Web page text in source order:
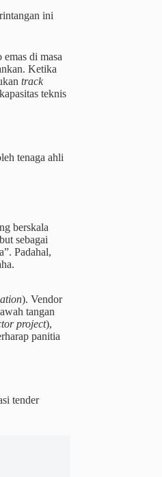
ini
di masa
Ketika
track
teknis
tenaga ahli
berskala
sebagai
Padahal,
). Vendor
tangan
project),
panitia
tender